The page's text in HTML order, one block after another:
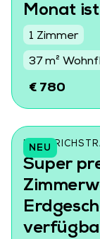
Monat
1 Zimmer
37 m²
€ 780
NEU
Super